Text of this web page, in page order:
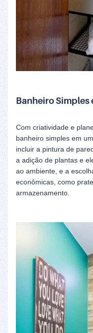
Banheiro Simples
Com criatividade e
banheiro simples em
incluir a pintura de
a adição de plantas e
ao ambiente, e a
econômicas, como
armazenamento.